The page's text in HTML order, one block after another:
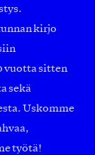
kirjo
vuotta sitten
sekä
Uskomme
työtä!